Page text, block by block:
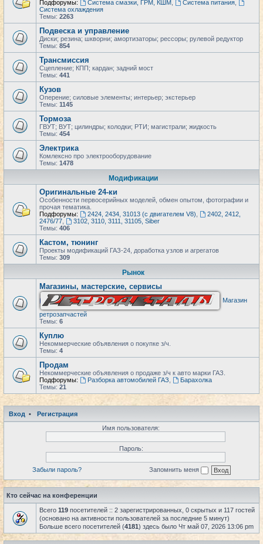
Подфорумы:
Система смазки, ГРМ, КШМ, Система питания,
Система охлаждения
Темы: 2263
Подвеска и управление
Диски; резина; шкворни; амортизаторы; рессоры; рулевой редуктор
Темы: 854
Трансмиссия
Сцепление; КПП; кардан; задний мост
Темы: 441
Кузов
Оперение; силовые элементы; интерьер; экстерьер
Темы: 1145
Тормоза
ГВУТ; ВУТ; цилиндры; колодки; РТИ; магистрали; жидкость
Темы: 454
Электрика
Комлексно про электрооборудование
Темы: 1478
Модификации
Оригинальные 24-ки
Особенности первосерийных моделей, обмен опытом, фотографии и
прочая тематика.
Подфорумы:
2424, 2434, 31013 (с двигателем V8)
2402, 2412,
2476/77
3102, 3110, 3111, 31105, Siber
Темы: 406
Кастом, тюнинг
Проекты модификаций ГАЗ-24, доработка узлов и агрегатов
Темы: 309
Рынок
Магазины, мастерские, сервисы
Магазин
ретрозапчастей
Темы: 6
Куплю
Некоммерческие объявления о покупке з/ч.
Темы: 4
Продам
Некоммерческие объявления о продаже з/ч к авто марки ГАЗ.
Подфорумы:
Разборка автомобилей ГАЗ
Барахолка
Темы: 21
Вход •
Регистрация
Имя пользователя:
Пароль:
Забыли пароль? Запомнить меня
Кто сейчас на конференции
Всего 119 посетителей :: 2 зарегистрированных, 0 скрытых и 117 гостей
(основано на активности пользователей за последние 5 минут)
Больше всего посетителей (4181) здесь было Чт май 07, 2026 13:06 pm